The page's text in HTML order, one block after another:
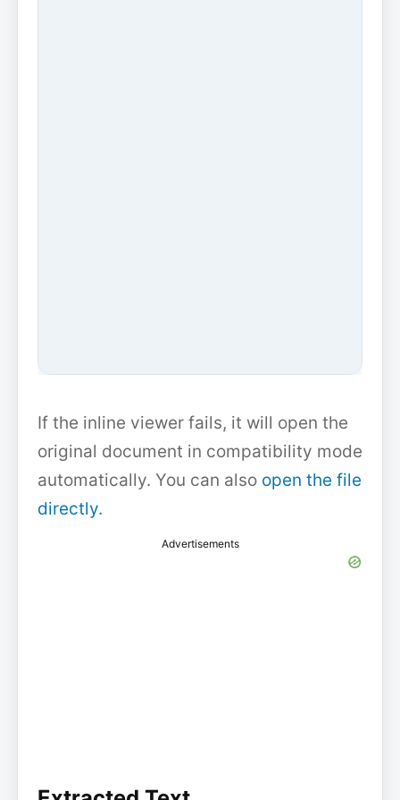
If the inline viewer fails, it will open the
original document in compatibility mode
automatically. You can also open the file
directly.
Advertisements